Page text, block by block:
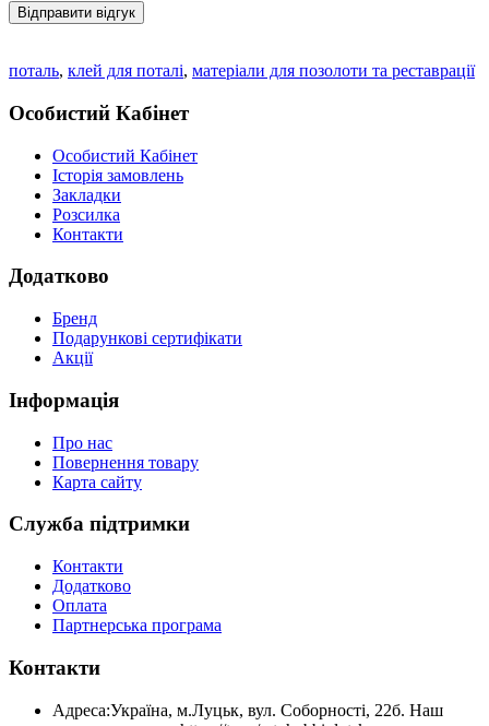
Відправити відгук
поталь, клей для поталі, матеріали для позолоти та реставрації
Особистий Кабінет
Особистий Кабінет
Історія замовлень
Закладки
Розсилка
Контакти
Додатково
Бренд
Подарункові сертифікати
Акції
Інформація
Про нас
Повернення товару
Карта сайту
Служба підтримки
Контакти
Додатково
Оплата
Партнерська програма
Контакти
Адреса:Україна, м.Луцьк, вул. Соборності, 22б. Наш